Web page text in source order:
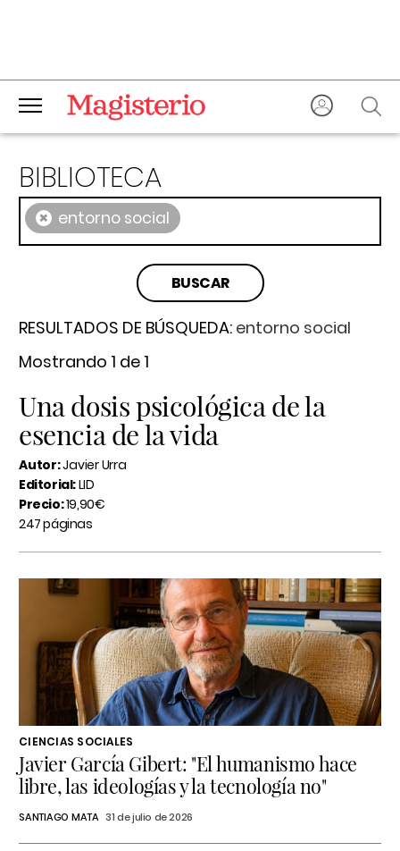
BIBLIOTECA
× entorno social
RESULTADOS DE BÚSQUEDA: entorno social
Mostrando 1 de 1
Una dosis psicológica de la
esencia de la vida
Autor:Javier Urra
Editorial:LID
Precio:19,90€
247 páginas
CIENCIAS SOCIALES
Javier García Gibert: "El humanismo hace
libre, las ideologías y la tecnología no"
SANTIAGO MATA 31 de julio de 2026